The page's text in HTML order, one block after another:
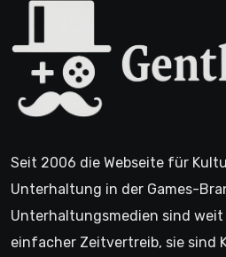
Seit 2006 die Webseite für
Unterhaltung in der Games-
Unterhaltungsmedien sind weit
einfacher Zeitvertreib, sie sind